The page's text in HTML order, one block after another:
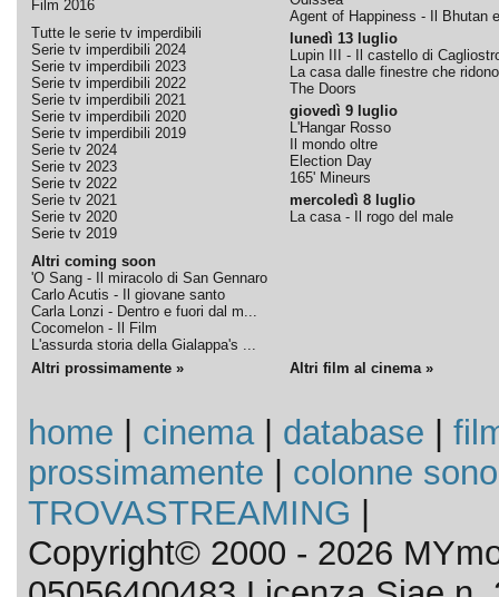
Film 2016
Tutte le serie tv imperdibili
Serie tv imperdibili 2024
Serie tv imperdibili 2023
Serie tv imperdibili 2022
Serie tv imperdibili 2021
Serie tv imperdibili 2020
Serie tv imperdibili 2019
Serie tv 2024
Serie tv 2023
Serie tv 2022
Serie tv 2021
Serie tv 2020
Serie tv 2019
Altri coming soon
'O Sang - Il miracolo di San Gennaro
Carlo Acutis - Il giovane santo
Carla Lonzi - Dentro e fuori dal m...
Cocomelon - Il Film
L'assurda storia della Gialappa's ...
Agent of Happiness - Il Bhutan
lunedì 13 luglio
Lupin III - Il castello di
La casa dalle finestre che ridono
The Doors
giovedì 9 luglio
L'Hangar Rosso
Il mondo oltre
Election Day
165' Mineurs
mercoledì 8 luglio
La casa - Il rogo del male
Altri prossimamente » Altri film al cinema »
home cinema| database
prossimamente
colonne
TROVASTREAMING
Copyright© 2000 - 2026